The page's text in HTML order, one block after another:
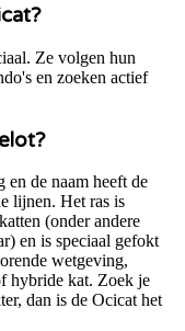
Ze volgen hun
en zoeken actief
de naam heeft de
lijnen. Het ras is
(onder andere
en is speciaal gefokt
wetgeving,
hybride kat. Zoek je
dan is de Ocicat het